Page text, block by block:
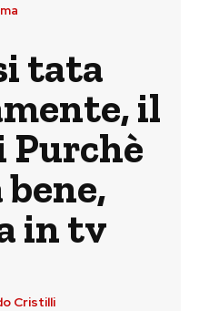
tata
il
in tv
Cristilli